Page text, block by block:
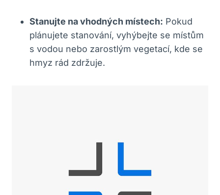
Stanujte na vhodných místech: Pokud
plánujete stanování, vyhýbejte se místům
s vodou nebo zarostlým vegetací, kde se
hmyz rád zdržuje.